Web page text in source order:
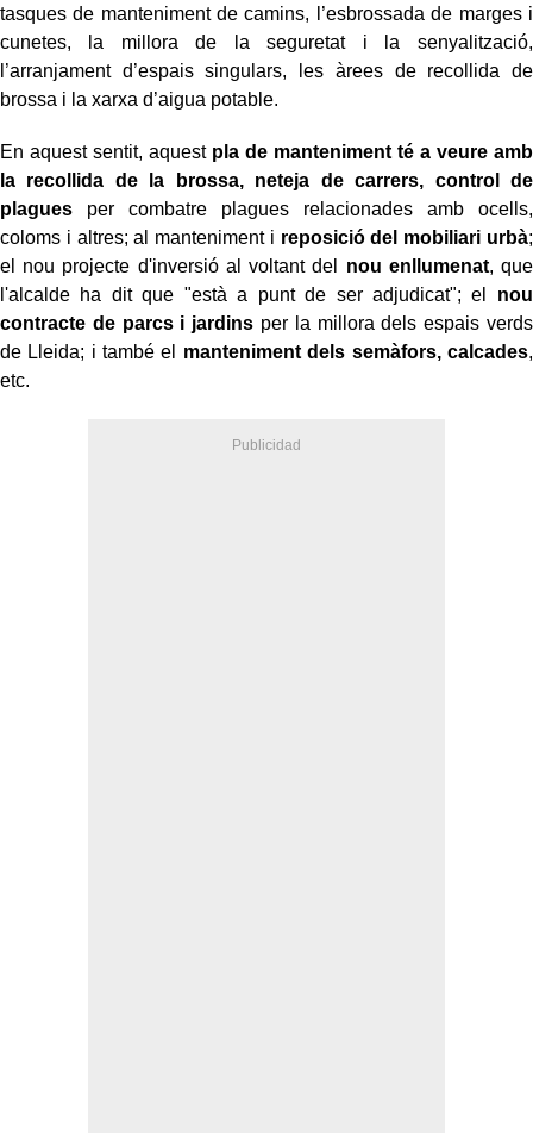
tasques de manteniment de camins, l’esbrossada de marges i
cunetes, la millora de la seguretat i la senyalització,
l’arranjament d’espais singulars, les àrees de recollida de
brossa i la xarxa d’aigua potable.
En aquest sentit, aquest pla de manteniment té a veure amb
la recollida de la brossa, neteja de carrers, control de
plagues per combatre plagues relacionades amb ocells,
coloms i altres; al manteniment i reposició del mobiliari urbà;
el nou projecte d'inversió al voltant del nou enllumenat, que
l'alcalde ha dit que "està a punt de ser adjudicat"; el nou
contracte de parcs i jardins per la millora dels espais verds
de Lleida; i també el manteniment dels semàfors, calcades,
etc.